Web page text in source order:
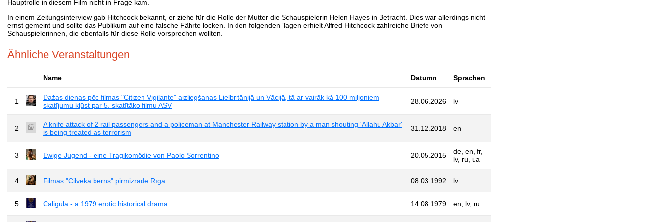
Hauptrolle in diesem Film nicht in Frage kam.
In einem Zeitungsinterview gab Hitchcock bekannt, er ziehe für die Rolle der Mutter die Schauspielerin Helen Hayes in Betracht. Dies war allerdings nicht
ernst gemeint und sollte das Publikum auf eine falsche Fährte locken. In den folgenden Tagen erhielt Alfred Hitchcock zahlreiche Briefe von
Schauspielerinnen, die ebenfalls für diese Rolle vorsprechen wollten.
Ähnliche Veranstaltungen
Name Datumn Sprachen
1
Dažas dienas pēc filmas "Citizen Vigilante" aizliegšanas Lielbritānijā un Vācijā, tā ar vairāk kā 100 miljoniem
skatījumu kļūst par 5. skatītāko filmu ASV
28.06.2026 lv
2
A knife attack of 2 rail passengers and a policeman at Manchester Railway station by a man shouting 'Allahu Akbar'
is being treated as terrorism
31.12.2018 en
3 Ewige Jugend - eine Tragikomödie von Paolo Sorrentino 20.05.2015
de, en, fr,
lv, ru, ua
4 Filmas "Cilvēka bērns" pirmizrāde Rīgā 08.03.1992 lv
5 Caligula - a 1979 erotic historical drama 14.08.1979 en, lv, ru